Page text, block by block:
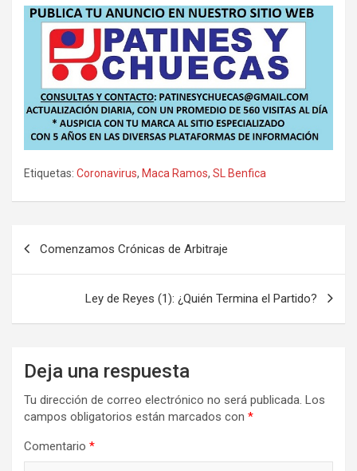
Etiquetas: Coronavirus, Maca Ramos, SL Benfica
Comenzamos Crónicas de Arbitraje
Ley de Reyes (1): ¿Quién Termina el Partido?
Deja una respuesta
Tu dirección de correo electrónico no será publicada. Los
campos obligatorios están marcados con *
Comentario *